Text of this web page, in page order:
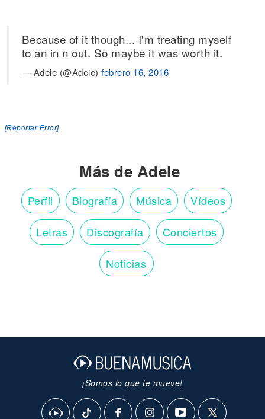
Because of it though... I'm treating myself
to an in n out. So maybe it was worth it.
— Adele (@Adele) febrero 16, 2016
[Reportar Error]
Más de Adele
Perfil Biografía Música Vídeos
Letras Discografía Conciertos
Noticias
¡Somos lo que te mueve!